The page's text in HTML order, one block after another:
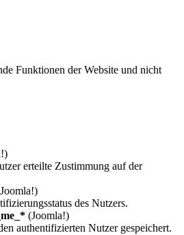
Funktionen der Website und nicht
erteilte Zustimmung auf der
des Nutzers.
(Joomla!)
authentifizierten Nutzer gespeichert.